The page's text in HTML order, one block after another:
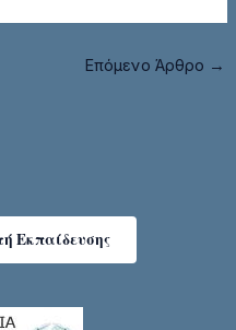
Εκπαίδευσης
Επόμενο Άρθρο →